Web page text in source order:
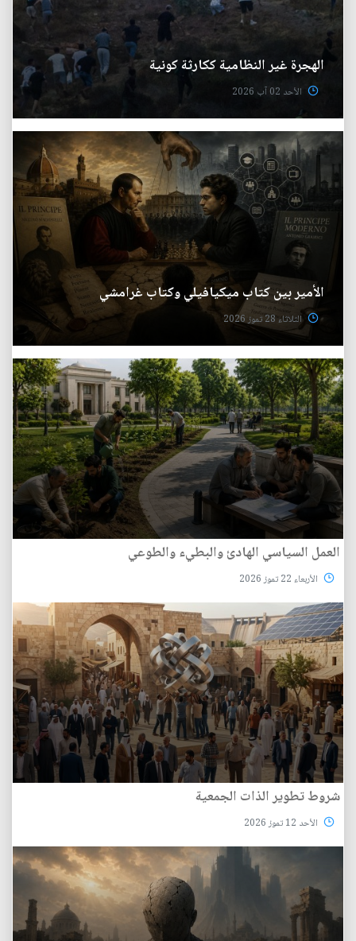
الهجرة غير النظامية ككارثة كونية
الأحد 02 آب 2026
الأمير بين كتاب ميكيافيلي وكتاب غرامشي
الثلاثاء 28 تموز 2026
العمل السياسي الهادئ والبطيء والطوعي
الأربعاء 22 تموز 2026
شروط تطوير الذات الجمعية
الأحد 12 تموز 2026